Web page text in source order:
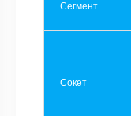
Сегмент
Сокет